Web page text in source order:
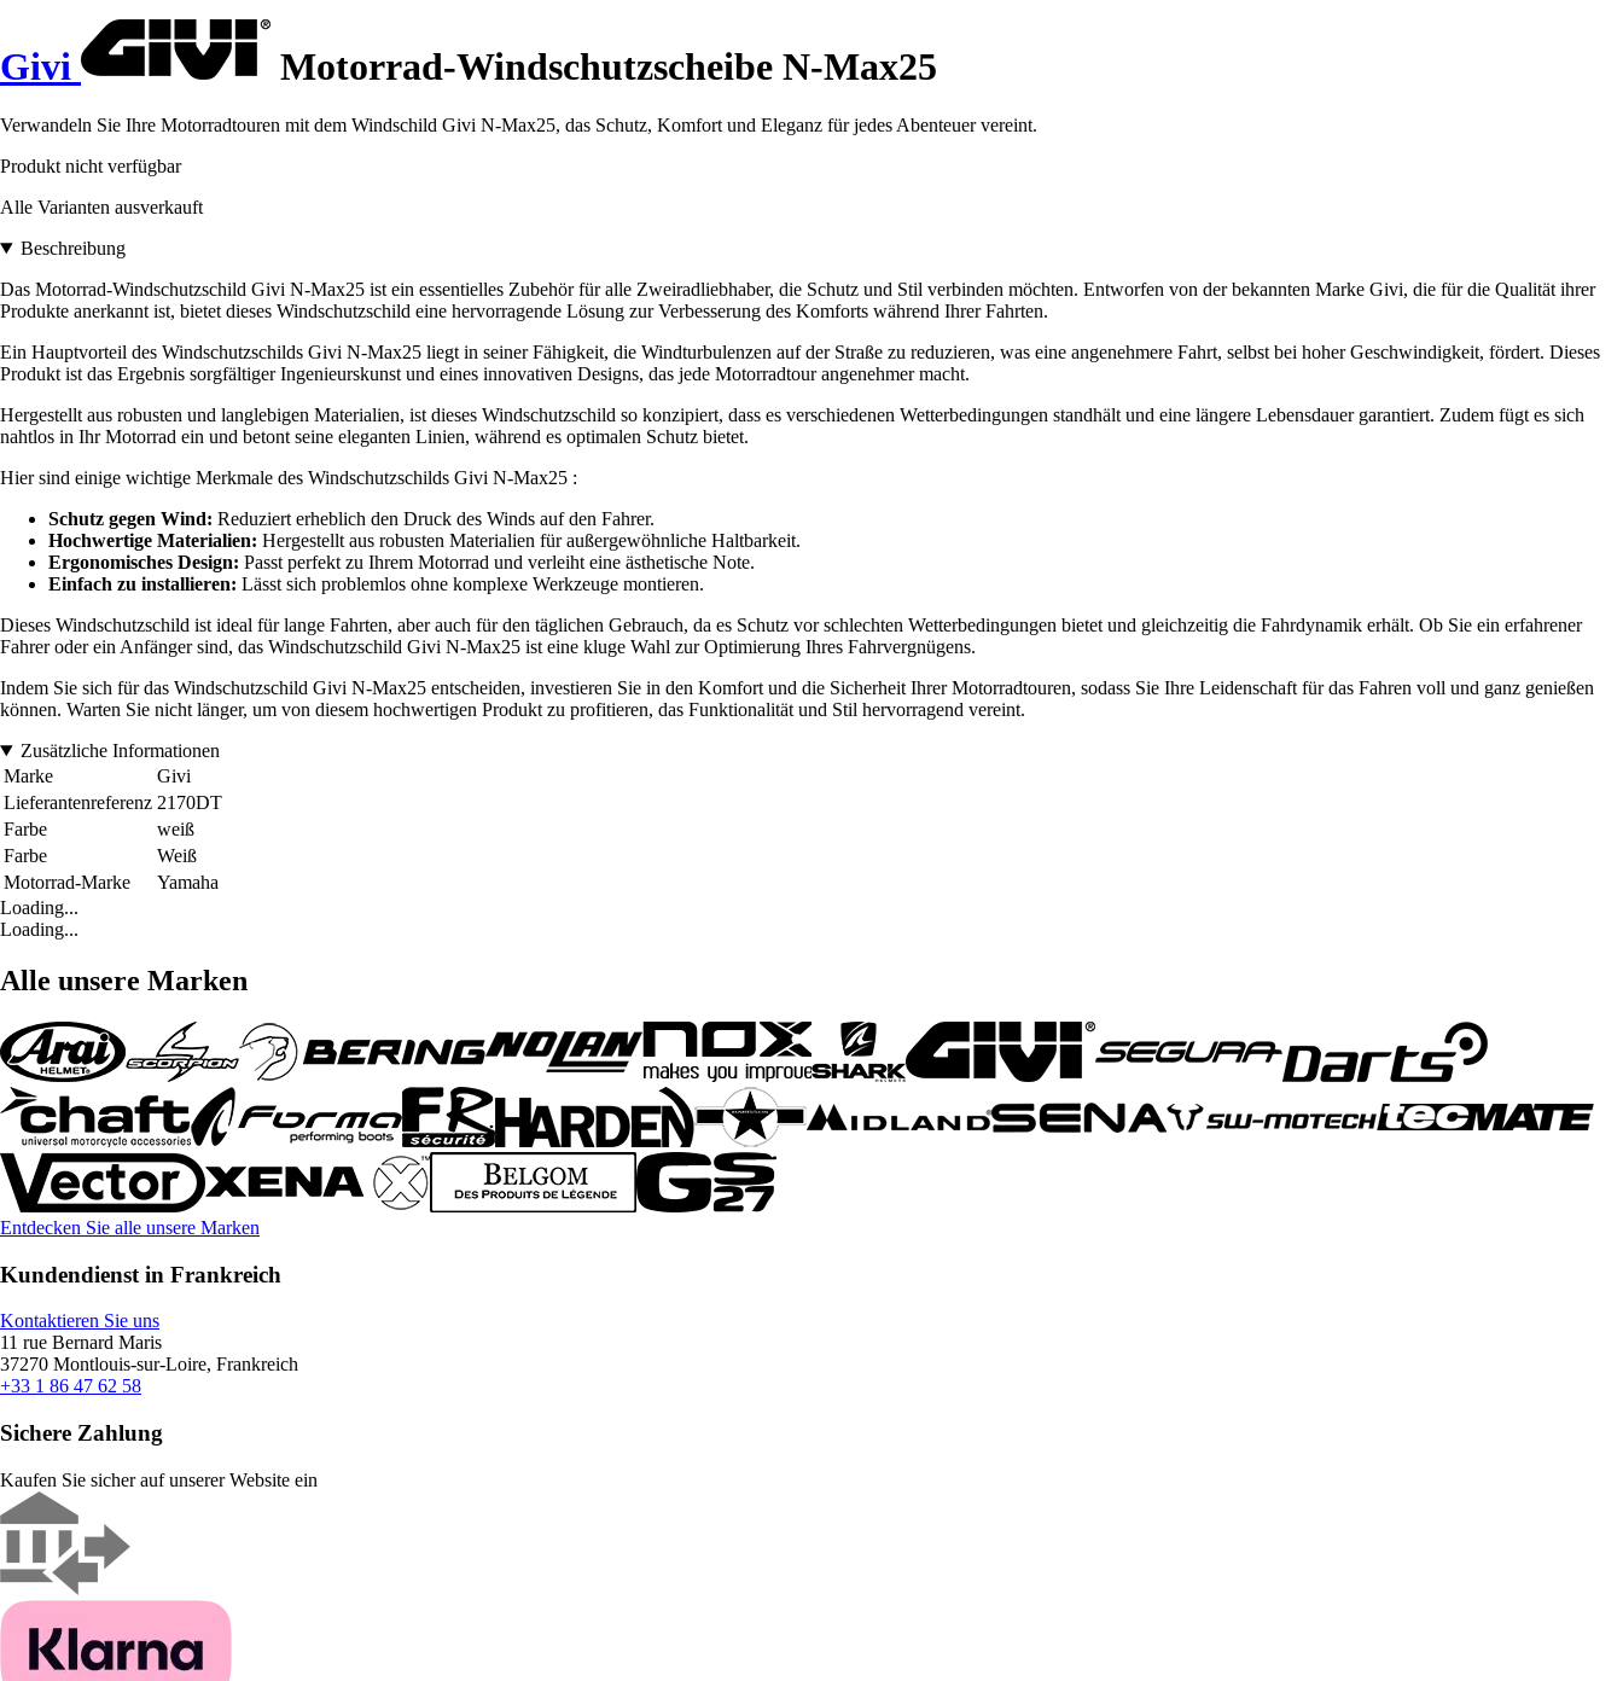
Givi Motorrad-Windschutzscheibe N-Max25
Verwandeln Sie Ihre Motorradtouren mit dem Windschild Givi N-Max25, das Schutz, Komfort und Eleganz für jedes Abenteuer vereint.
Produkt nicht verfügbar
Alle Varianten ausverkauft
Beschreibung
Das Motorrad-Windschutzschild Givi N-Max25 ist ein essentielles Zubehör für alle Zweiradliebhaber, die Schutz und Stil verbinden möchten. Entworfen von der bekannten Marke Givi, die für die Qualität ihrer
Produkte anerkannt ist, bietet dieses Windschutzschild eine hervorragende Lösung zur Verbesserung des Komforts während Ihrer Fahrten.
Ein Hauptvorteil des Windschutzschilds Givi N-Max25 liegt in seiner Fähigkeit, die Windturbulenzen auf der Straße zu reduzieren, was eine angenehmere Fahrt, selbst bei hoher Geschwindigkeit, fördert. Dieses
Produkt ist das Ergebnis sorgfältiger Ingenieurskunst und eines innovativen Designs, das jede Motorradtour angenehmer macht.
Hergestellt aus robusten und langlebigen Materialien, ist dieses Windschutzschild so konzipiert, dass es verschiedenen Wetterbedingungen standhält und eine längere Lebensdauer garantiert. Zudem fügt es sich
nahtlos in Ihr Motorrad ein und betont seine eleganten Linien, während es optimalen Schutz bietet.
Hier sind einige wichtige Merkmale des Windschutzschilds Givi N-Max25 :
Schutz gegen Wind: Reduziert erheblich den Druck des Winds auf den Fahrer.
Hochwertige Materialien: Hergestellt aus robusten Materialien für außergewöhnliche Haltbarkeit.
Ergonomisches Design: Passt perfekt zu Ihrem Motorrad und verleiht eine ästhetische Note.
Einfach zu installieren: Lässt sich problemlos ohne komplexe Werkzeuge montieren.
Dieses Windschutzschild ist ideal für lange Fahrten, aber auch für den täglichen Gebrauch, da es Schutz vor schlechten Wetterbedingungen bietet und gleichzeitig die Fahrdynamik erhält. Ob Sie ein erfahrener
Fahrer oder ein Anfänger sind, das Windschutzschild Givi N-Max25 ist eine kluge Wahl zur Optimierung Ihres Fahrvergnügens.
Indem Sie sich für das Windschutzschild Givi N-Max25 entscheiden, investieren Sie in den Komfort und die Sicherheit Ihrer Motorradtouren, sodass Sie Ihre Leidenschaft für das Fahren voll und ganz genießen
können. Warten Sie nicht länger, um von diesem hochwertigen Produkt zu profitieren, das Funktionalität und Stil hervorragend vereint.
Zusätzliche Informationen
Marke
Givi
Lieferantenreferenz 2170DT
Farbe
weiß
Farbe
Weiß
Motorrad-Marke
Yamaha
Loading...
Loading...
Alle unsere Marken
Entdecken Sie alle unsere Marken
Kundendienst in Frankreich
Kontaktieren Sie uns
11 rue Bernard Maris
37270 Montlouis-sur-Loire, Frankreich
+33 1 86 47 62 58
Sichere Zahlung
Kaufen Sie sicher auf unserer Website ein